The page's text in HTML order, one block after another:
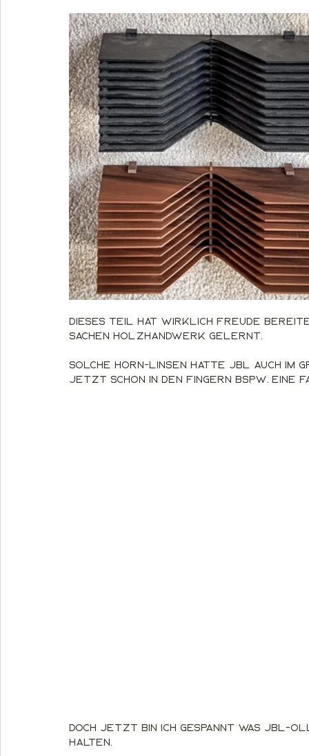
Dieses Teil hat wirklich Freude
Sachen Holzhandwerk gelernt.
Solche Horn-Linsen hatte JBL auch im
jetzt schon in den Fingern bspw. eine
Doch jetzt bin ich gespannt was JBL-
halten.